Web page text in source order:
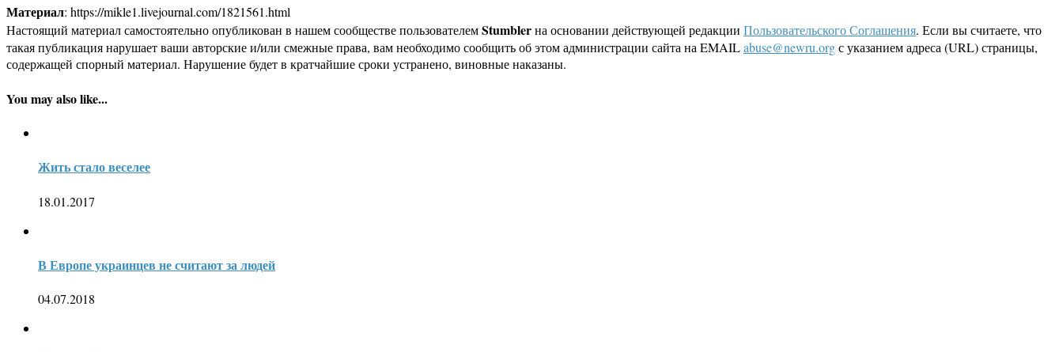
Материал: https://mikle1.livejournal.com/1821561.html
Настоящий материал самостоятельно опубликован в нашем сообществе пользователемStumblerна основании действующей редакции Пользовательского Соглашения. Если вы считаете, что
такая публикация нарушает ваши авторские и/или смежные права, вам необходимо сообщить об этом администрации сайта на EMAILabuse@newru.orgс указанием адреса (URL) страницы,
содержащей спорный материал. Нарушение будет в кратчайшие сроки устранено, виновные наказаны.
You may also like...
Жить стало веселее
18.01.2017
В Европе украинцев не считают за людей
04.07.2018